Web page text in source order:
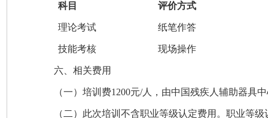
科目 评价方式
理论考试 纸笔作答
技能考核 现场操作
六、相关费用
（一）培训费1200元/人，由中国残疾人辅助器具
（二）此次培训不含职业等级认定费用。职业等